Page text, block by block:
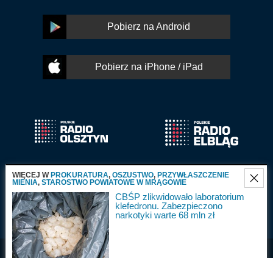
Pobierz na Android
Pobierz na iPhone / iPad
WIĘCEJ W PROKURATURA, OSZUSTWO, PRZYWŁASZCZENIE
MIENIA, STAROSTWO POWIATOWE W MRĄGOWIE
CBŚP zlikwidowało laboratorium
klefedronu. Zabezpieczono
narkotyki warte 68 mln zł